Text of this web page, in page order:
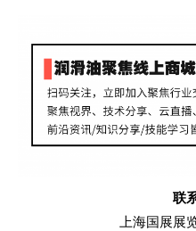
联
上海国展展